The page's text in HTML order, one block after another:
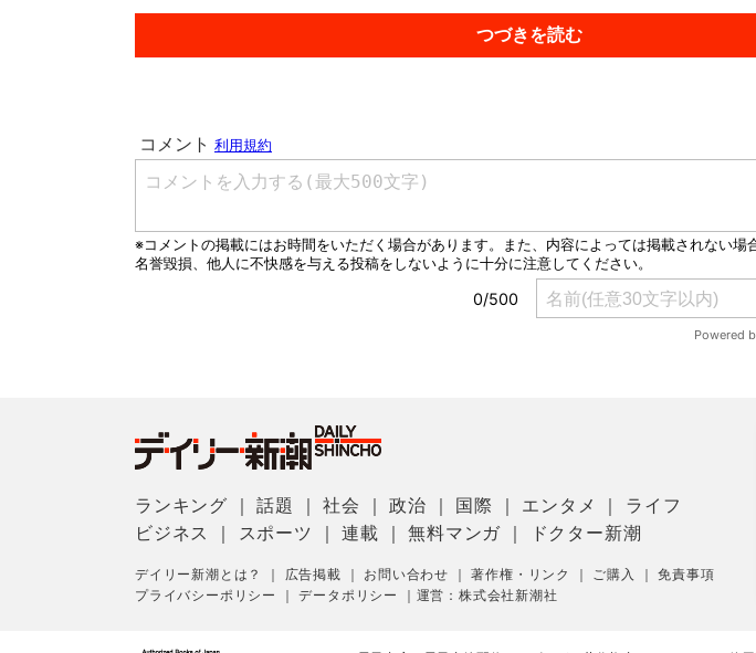
つづきを読む
ランキング ｜話題 ｜社会 ｜政治 国際 エンタメ
ライフ
ビジネス
スポーツ ｜連載 ｜無料マンガ ドクター新潮
デイリー新潮とは？ 広告掲載 お問い合わせ ｜著作権・リンク ご購入 ｜免責事項
プライバシーポリシー
｜データポリシー 運営：株式会社新潮社